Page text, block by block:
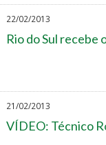
22/02/2013
Rio do Sul recebe
21/02/2013
VÍDEO: Técnico